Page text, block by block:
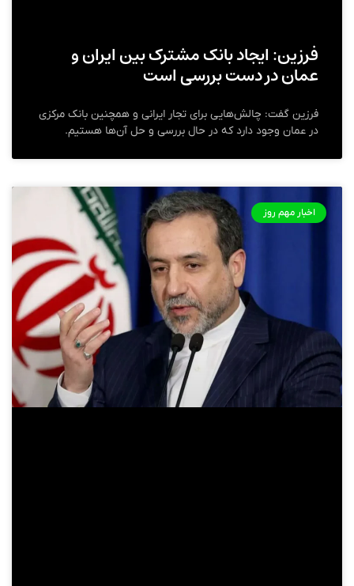
فرزین: ایجاد بانک مشترک بین ایران و
عمان در دست بررسی است
فرزین گفت: چالش‌هایی برای تجار ایرانی و همچنین بانک مرکزی
در عمان وجود دارد که در حال بررسی و حل آن‌ها هستیم.
اخبار مهم روز